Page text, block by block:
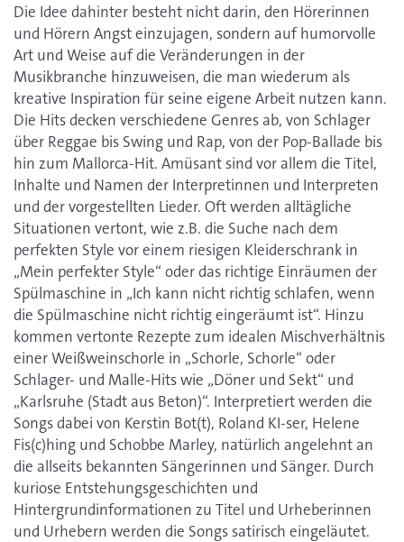
Die Idee dahinter besteht nicht darin, den Hörerinnen
und Hörern Angst einzujagen, sondern auf humorvolle
Art und Weise auf die Veränderungen in der
Musikbranche hinzuweisen, die man wiederum als
kreative Inspiration für seine eigene Arbeit nutzen kann.
Die Hits decken verschiedene Genres ab, von Schlager
über Reggae bis Swing und Rap, von der Pop-Ballade bis
hin zum Mallorca-Hit. Amüsant sind vor allem die Titel,
Inhalte und Namen der Interpretinnen und Interpreten
und der vorgestellten Lieder. Oft werden alltägliche
Situationen vertont, wie z.B. die Suche nach dem
perfekten Style vor einem riesigen Kleiderschrank in
„Mein perfekter Style“ oder das richtige Einräumen der
Spülmaschine in „Ich kann nicht richtig schlafen, wenn
die Spülmaschine nicht richtig eingeräumt ist“. Hinzu
kommen vertonte Rezepte zum idealen Mischverhältnis
einer Weißweinschorle in „Schorle, Schorle“ oder
Schlager- und Malle-Hits wie „Döner und Sekt“ und
„Karlsruhe (Stadt aus Beton)“. Interpretiert werden die
Songs dabei von Kerstin Bot(t), Roland KI-ser, Helene
Fis(c)hing und Schobbe Marley, natürlich angelehnt an
die allseits bekannten Sängerinnen und Sänger. Durch
kuriose Entstehungsgeschichten und
Hintergrundinformationen zu Titel und Urheberinnen
und Urhebern werden die Songs satirisch eingeläutet.